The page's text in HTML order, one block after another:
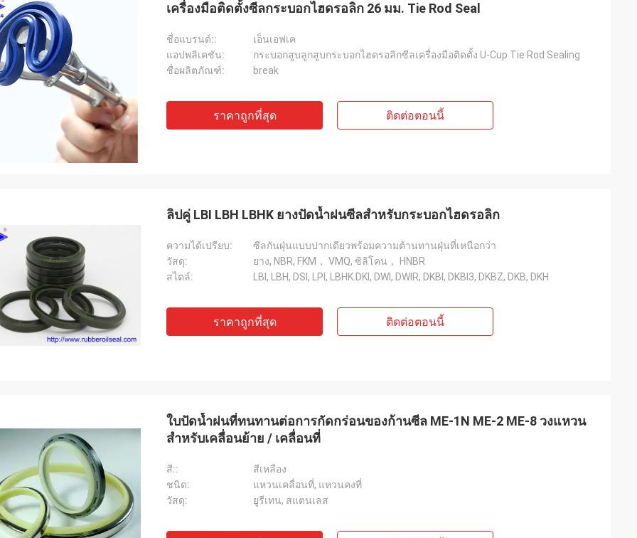
Mutakilwa Wilson แอฟริกา
าสิ่งต่าง ๆ ยังคงเหมือนเดิมผลิตภัณฑ์
เป็นของแท้ 100% มีประสิทธิภาพด้าน
เครื่องมือติดตั้งซีลกระบอกไฮดรอลิก 26 มม. Tie Rod Seal
ชื่อแบรนด์::
เอ็นเอฟเค
แอปพลิเคชัน:
กระบอกสูบลูกสูบกระบอกไฮดรอลิกซีลเครื่องมือติดตั้ง U-Cup Tie Rod Sealing
ชื่อผลิตภัณฑ์:
break
ราคาถูกที่สุด ติดต่อตอนนี้
ลิปคู่ LBI LBH LBHK ยางปัดน้ำฝนซีลสำหรับกระบอกไฮดรอลิก
ความได้เปรียบ:
ซีลกันฝุ่นแบบปากเดียวพร้อมความต้านทานฝุ่นที่เหนือกว่า
วัสดุ:
ยาง, NBR, FKM， VMQ, ซิลิโคน， HNBR
สไตล์:
LBI, LBH, DSI, LPI, LBHK.DKI, DWI, DWIR, DKBI, DKBI3, DKBZ, DKB, DKH
ราคาถูกที่สุด ติดต่อตอนนี้
ใบปัดน้ำฝนที่ทนทานต่อการกัดกร่อนของก้านซีล ME-1N ME-2 ME-8 วงแหวน
สำหรับเคลื่อนย้าย / เคลื่อนที่
สี::
สีเหลือง
ชนิด:
แหวนเคลื่อนที่, แหวนคงที่
วัสดุ:
ยูรีเทน, สแตนเลส